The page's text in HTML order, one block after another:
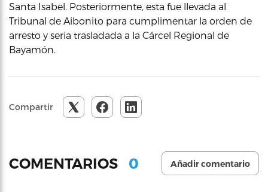
Santa Isabel. Posteriormente, esta fue llevada al
Tribunal de Aibonito para cumplimentar la orden de
arresto y seria trasladada a la Cárcel Regional de
Bayamón.
Compartir
COMENTARIOS 0 Añadir comentario